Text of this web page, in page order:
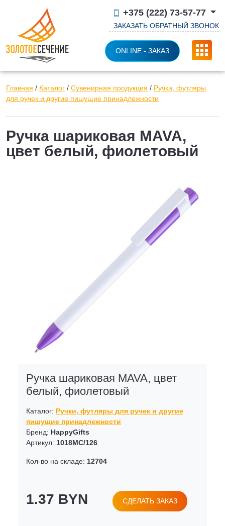
+375 (222) 73-57-77
ЗАКАЗАТЬ ОБРАТНЫЙ ЗВОНОК
ONLINE - ЗАКАЗ
Главная / Каталог / Сувенирная продукция / Ручки, футляры
для ручек и другие пишущие принадлежности
Ручка шариковая MAVA,
цвет белый, фиолетовый
Ручка шариковая MAVA, цвет
белый, фиолетовый
Каталог: Ручки, футляры для ручек и другие
пишущие принадлежности
Бренд: HappyGifts
Артикул: 1018MC/126
Кол-во на складе: 12704
1.37 BYN СДЕЛАТЬ ЗАКАЗ